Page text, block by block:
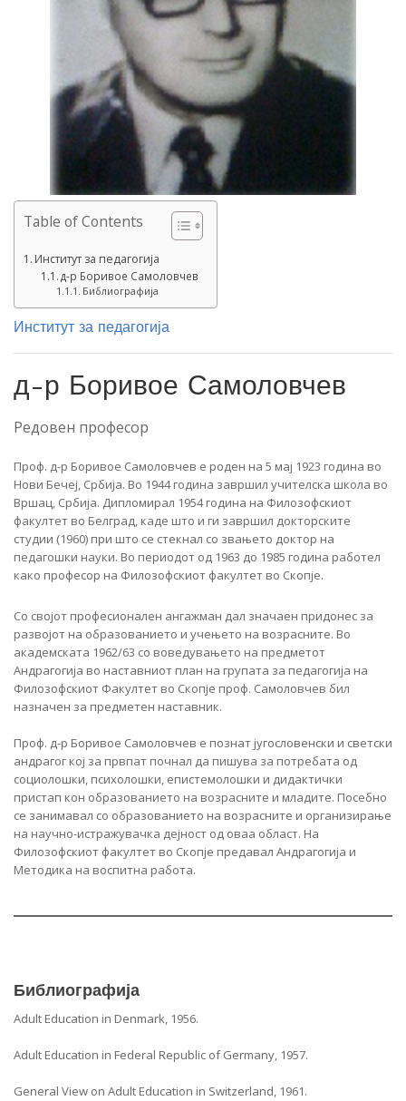
Table of Contents
Институт за педагогија
д-р Боривое Самоловчев
Библиографија
Институт за педагогија
д-р Боривое Самоловчев
Редовен професор
Проф. д-р Боривое Самоловчев е роден на 5 мај 1923 година во
Нови Бечеј, Србија. Во 1944 година завршил учителска школа во
Вршац, Србија. Дипломирал 1954 година на Филозофскиот
факултет во Белград, каде што и ги завршил докторските
студии (1960) при што се стекнал со звањето доктор на
педагошки науки. Во периодот од 1963 до 1985 година работел
како професор на Филозофскиот факултет во Скопје.
Со својот професионален ангажман дал значаен придонес за
развојот на образованието и учењето на возрасните. Во
академската 1962/63 со воведувањето на предметот
Андрагогија во наставниот план на групата за педагогија на
Филозофскиот Факултет во Скопје проф. Самоловчев бил
назначен за предметен наставник.
Проф. д-р Боривое Самоловчев е познат југословенски и светски
андрагог кој за првпат почнал да пишува за потребата од
социолошки, психолошки, епистемолошки и дидактички
пристап кон образованието на возрасните и младите. Посебно
се занимавал со образованието на возрасните и организирање
на научно-истражувачка дејност од оваа област. На
Филозофскиот факултет во Скопје предавал Андрагогија и
Методика на воспитна работа.
Библиографија
Adult Education in Denmark, 1956.
Adult Education in Federal Republic of Germany, 1957.
General View on Adult Education in Switzerland, 1961.